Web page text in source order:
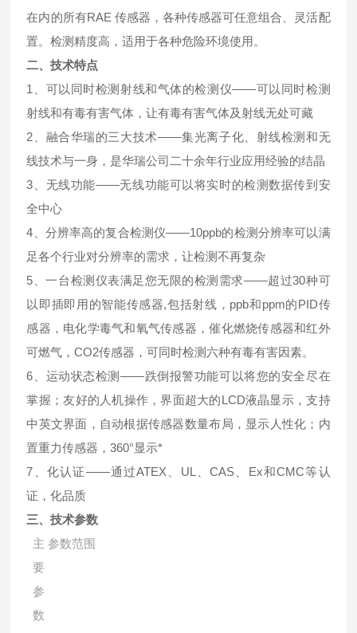
在内的所有RAE 传感器，各种传感器可任意组合、灵活配
置。检测精度高，适用于各种危险环境使用。
二、技术特点
1、可以同时检测射线和气体的检测仪——可以同时检测
射线和有毒有害气体，让有毒有害气体及射线无处可藏
2、融合华瑞的三大技术——集光离子化、射线检测和无
线技术与一身，是华瑞公司二十余年行业应用经验的结晶
3、无线功能——无线功能可以将实时的检测数据传到安
全中心
4、分辨率高的复合检测仪——10ppb的检测分辨率可以满
足各个行业对分辨率的需求，让检测不再复杂
5、一台检测仪表满足您无限的检测需求——超过30种可
以即插即用的智能传感器,包括射线，ppb和ppm的PID传
感器，电化学毒气和氧气传感器，催化燃烧传感器和红外
可燃气，CO2传感器，可同时检测六种有毒有害因素。
6、运动状态检测——跌倒报警功能可以将您的安全尽在
掌握；友好的人机操作，界面超大的LCD液晶显示，支持
中英文界面，自动根据传感器数量布局，显示人性化；内
置重力传感器，360°显示*
7、化认证——通过ATEX、UL、CAS、Ex和CMC等认
证，化品质
三、技术参数
主
要
参
数
参数范围